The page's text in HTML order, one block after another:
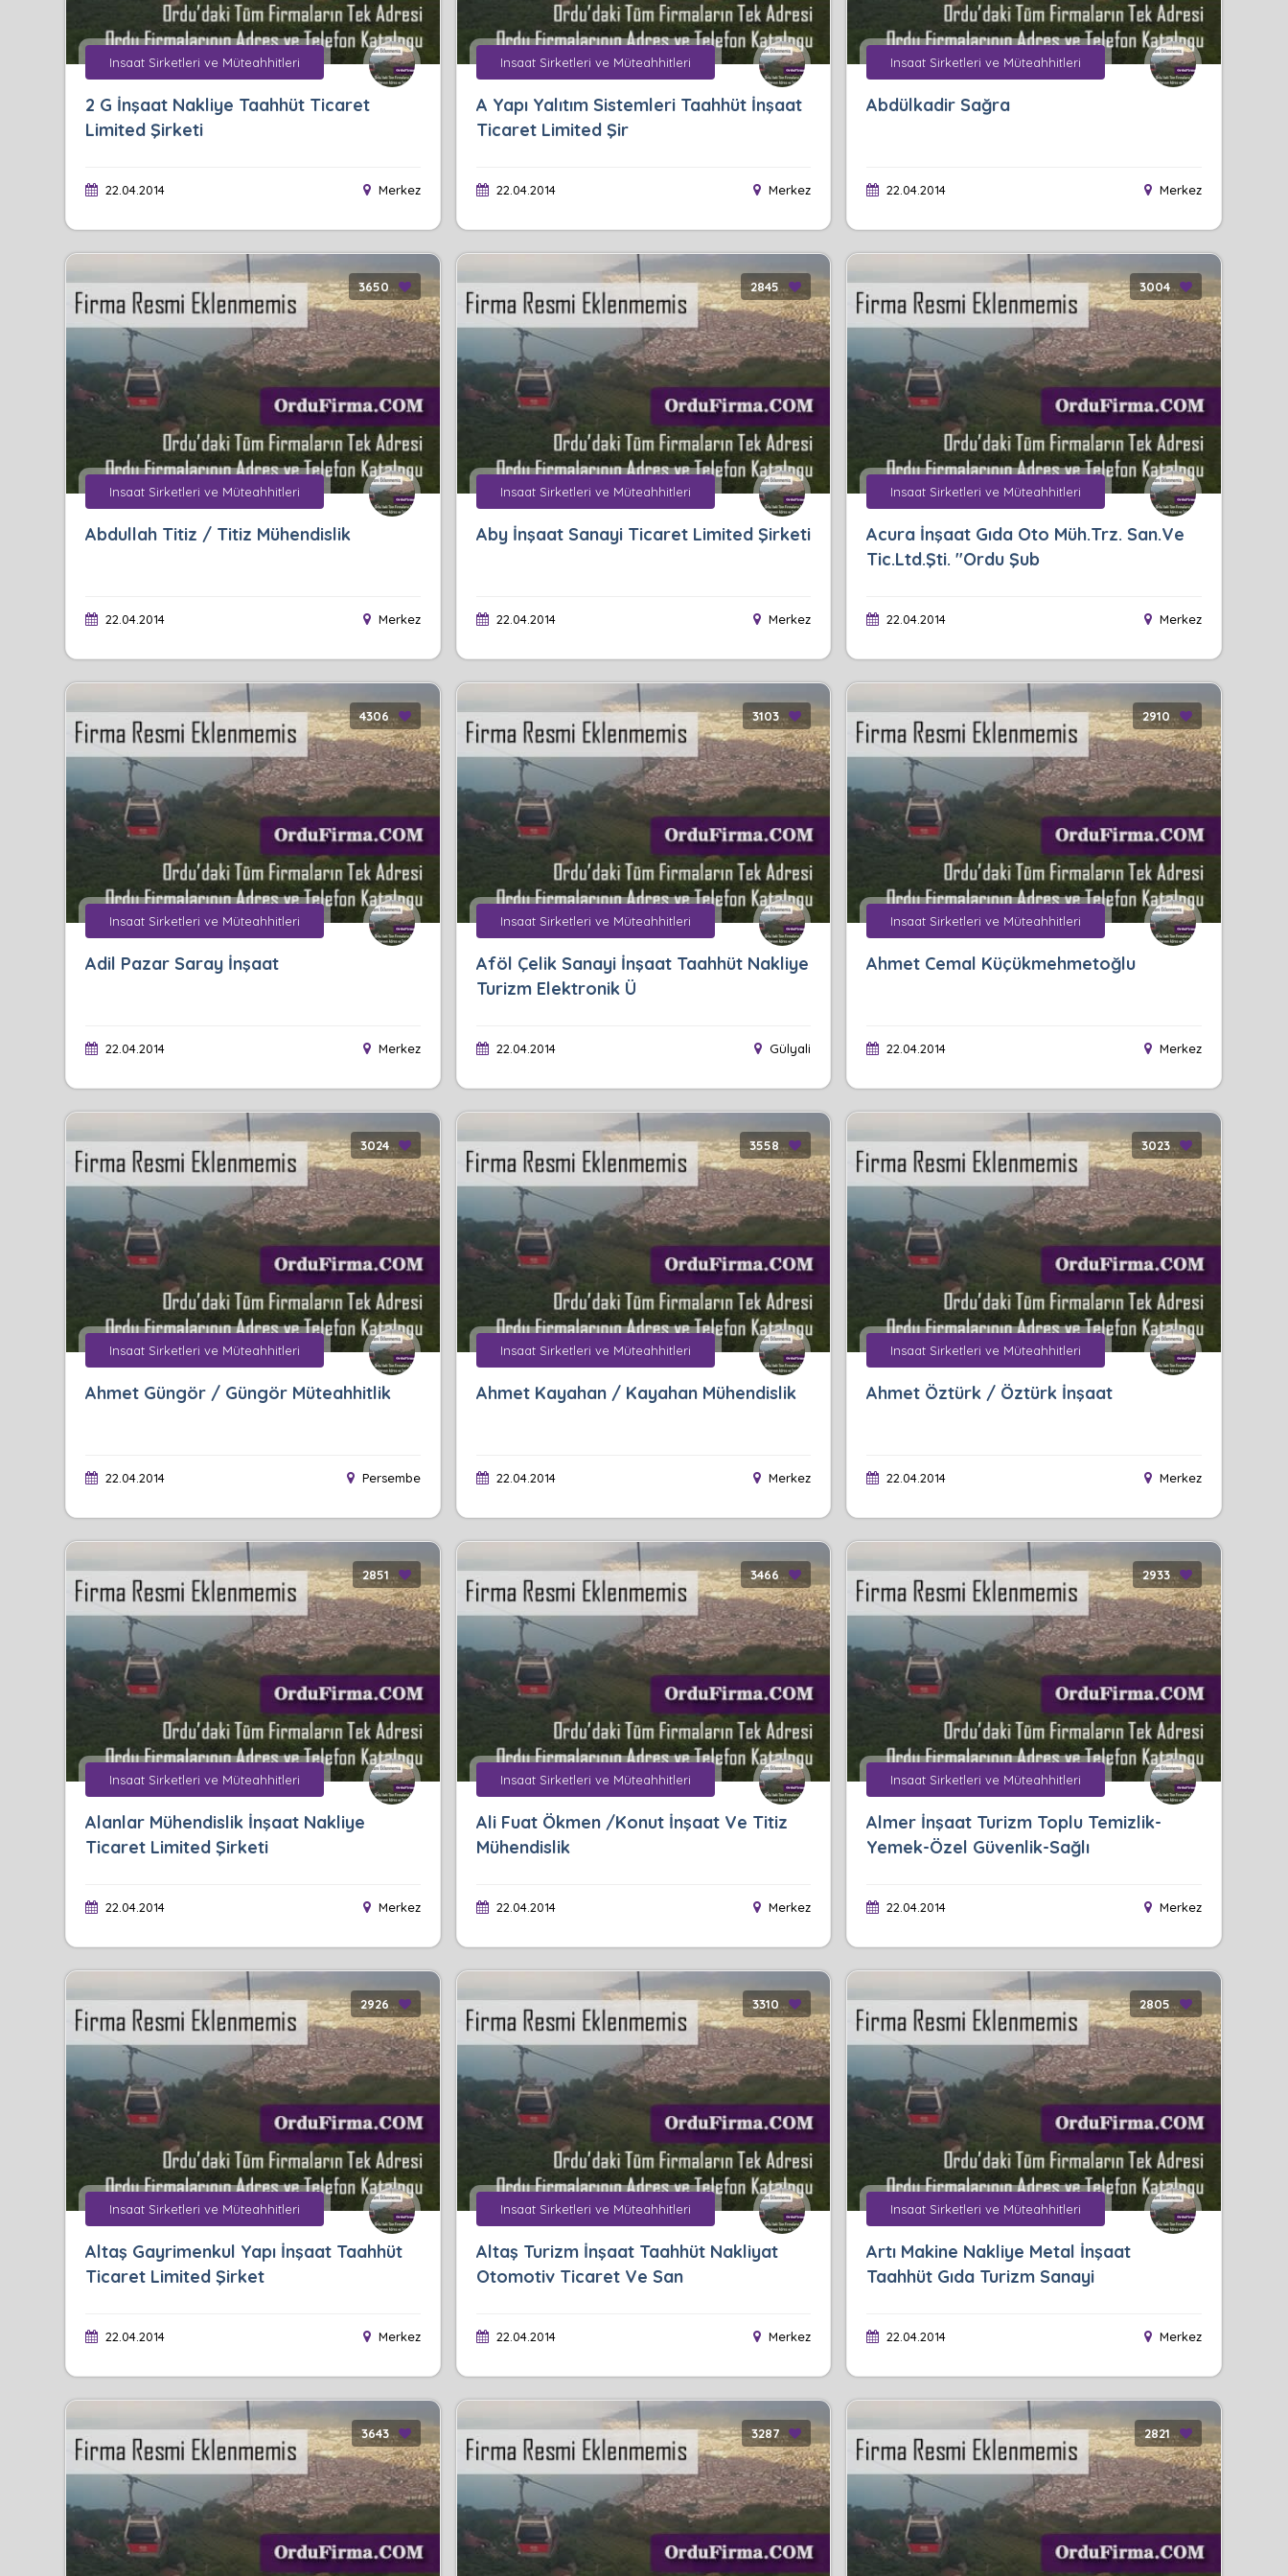
Insaat Sirketleri ve Müteahhitleri
2 G İnşaat Nakliye Taahhüt Ticaret
Limited Şirketi
22.04.2014 Merkez
Insaat Sirketleri ve Müteahhitleri
A Yapı Yalıtım Sistemleri Taahhüt İnşaat
Ticaret Limited Şir
22.04.2014 Merkez
Insaat Sirketleri ve Müteahhitleri
Abdülkadir Sağra
22.04.2014 Merkez
3650
Insaat Sirketleri ve Müteahhitleri
Abdullah Titiz / Titiz Mühendislik
22.04.2014 Merkez
2845
Insaat Sirketleri ve Müteahhitleri
Aby İnşaat Sanayi Ticaret Limited Şirketi
22.04.2014 Merkez
3004
Insaat Sirketleri ve Müteahhitleri
Acura İnşaat Gıda Oto Müh.Trz. San.Ve
Tic.Ltd.Şti. "Ordu Şub
22.04.2014 Merkez
4306
Insaat Sirketleri ve Müteahhitleri
Adil Pazar Saray İnşaat
22.04.2014 Merkez
3103
Insaat Sirketleri ve Müteahhitleri
Aföl Çelik Sanayi İnşaat Taahhüt Nakliye
Turizm Elektronik Ü
22.04.2014 Gülyali
2910
Insaat Sirketleri ve Müteahhitleri
Ahmet Cemal Küçükmehmetoğlu
22.04.2014 Merkez
3024
Insaat Sirketleri ve Müteahhitleri
Ahmet Güngör / Güngör Müteahhitlik
22.04.2014 Persembe
3558
Insaat Sirketleri ve Müteahhitleri
Ahmet Kayahan / Kayahan Mühendislik
22.04.2014 Merkez
3023
Insaat Sirketleri ve Müteahhitleri
Ahmet Öztürk / Öztürk İnşaat
22.04.2014 Merkez
2851
Insaat Sirketleri ve Müteahhitleri
Alanlar Mühendislik İnşaat Nakliye
Ticaret Limited Şirketi
22.04.2014 Merkez
3466
Insaat Sirketleri ve Müteahhitleri
Ali Fuat Ökmen /Konut İnşaat Ve Titiz
Mühendislik
22.04.2014 Merkez
2933
Insaat Sirketleri ve Müteahhitleri
Almer İnşaat Turizm Toplu Temizlik-
Yemek-Özel Güvenlik-Sağlı
22.04.2014 Merkez
2926
Insaat Sirketleri ve Müteahhitleri
Altaş Gayrimenkul Yapı İnşaat Taahhüt
Ticaret Limited Şirket
22.04.2014 Merkez
3310
Insaat Sirketleri ve Müteahhitleri
Altaş Turizm İnşaat Taahhüt Nakliyat
Otomotiv Ticaret Ve San
22.04.2014 Merkez
2805
Insaat Sirketleri ve Müteahhitleri
Artı Makine Nakliye Metal İnşaat
Taahhüt Gıda Turizm Sanayi
22.04.2014 Merkez
3643 3287 2821